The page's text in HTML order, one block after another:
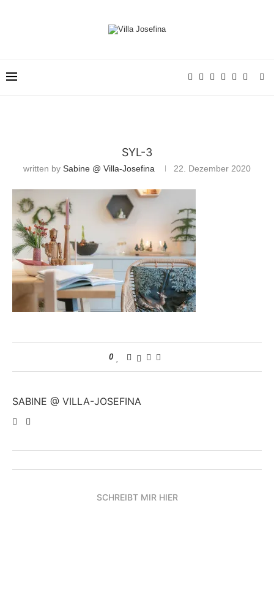
SYL-3
written by Sabine @ Villa-Josefina 22. Dezember 2020
0
SABINE @ VILLA-JOSEFINA
SCHREIBT MIR HIER